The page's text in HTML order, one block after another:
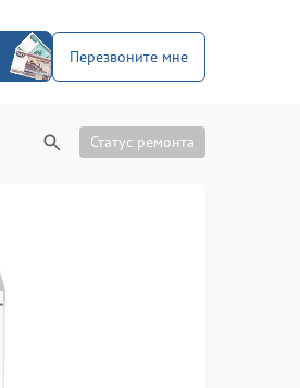
Перезвоните мне
Статус ремонта